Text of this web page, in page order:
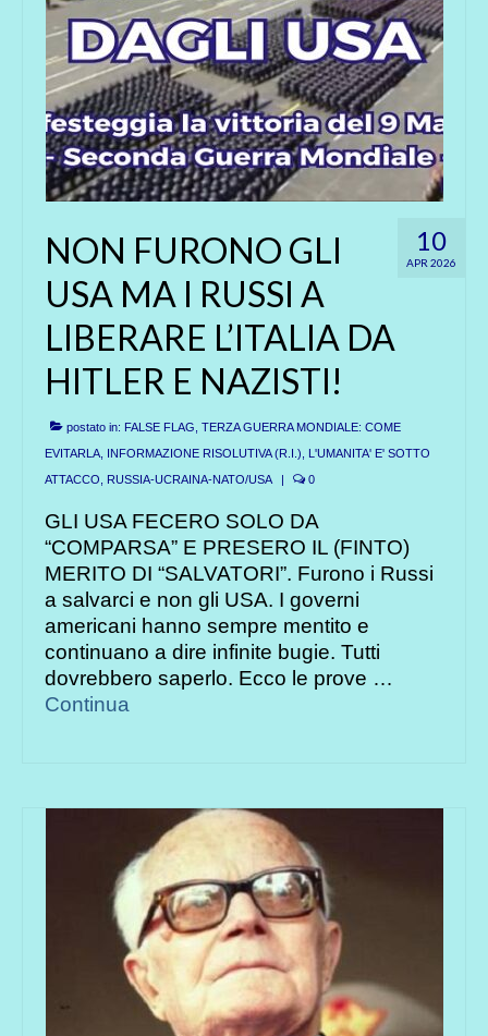
10
APR 2026
NON FURONO GLI
USA MA I RUSSI A
LIBERARE L’ITALIA DA
HITLER E NAZISTI!
postato in: FALSE FLAG, TERZA GUERRA MONDIALE: COME
EVITARLA INFORMAZIONE RISOLUTIVA (R.I.)
L'UMANITA' E' SOTTO
ATTACCO
RUSSIA-UCRAINA-NATO/USA | 0
GLI USA FECERO SOLO DA
“COMPARSA” E PRESERO IL (FINTO)
MERITO DI “SALVATORI”. Furono i Russi
a salvarci e non gli USA. I governi
americani hanno sempre mentito e
continuano a dire infinite bugie. Tutti
dovrebbero saperlo. Ecco le prove …
Continua